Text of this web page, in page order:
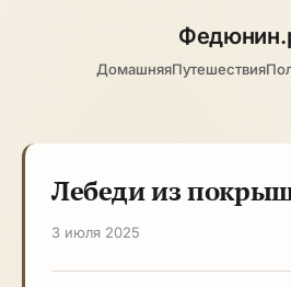
Федюнин
ДомашняяПутешествия
Лебеди из
3 июля 2025